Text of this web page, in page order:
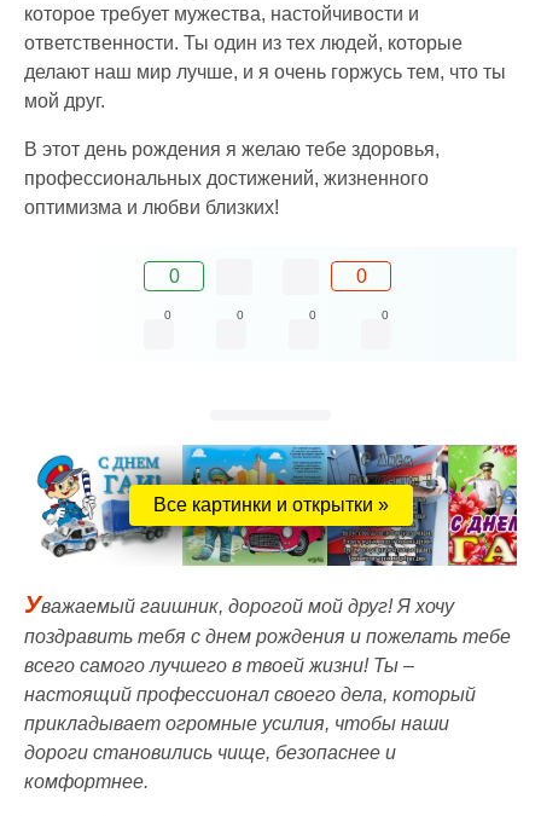
которое требует мужества, настойчивости и
ответственности. Ты один из тех людей, которые
делают наш мир лучше, и я очень горжусь тем, что ты
мой друг.
В этот день рождения я желаю тебе здоровья,
профессиональных достижений, жизненного
оптимизма и любви близких!
0 0
0 0 0 0
Все картинки и открытки »
Уважаемый гаишник, дорогой мой друг! Я хочу
поздравить тебя с днем рождения и пожелать тебе
всего самого лучшего в твоей жизни! Ты –
настоящий профессионал своего дела, который
прикладывает огромные усилия, чтобы наши
дороги становились чище, безопаснее и
комфортнее.